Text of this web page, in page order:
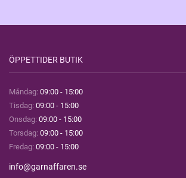
ÖPPETTIDER BUTIK
Måndag: 09:00 - 15:00
Tisdag: 09:00 - 15:00
Onsdag: 09:00 - 15:00
Torsdag: 09:00 - 15:00
Fredag: 09:00 - 15:00
info@garnaffaren.se